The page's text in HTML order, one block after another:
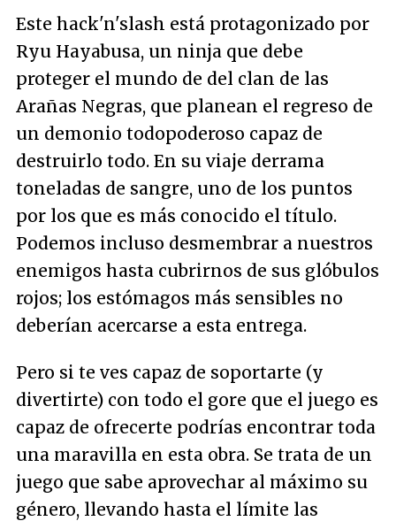
Este hack'n'slash está protagonizado por
Ryu Hayabusa, un ninja que debe
proteger el mundo de del clan de las
Arañas Negras, que planean el regreso de
un demonio todopoderoso capaz de
destruirlo todo. En su viaje derrama
toneladas de sangre, uno de los puntos
por los que es más conocido el título.
Podemos incluso desmembrar a nuestros
enemigos hasta cubrirnos de sus glóbulos
rojos; los estómagos más sensibles no
deberían acercarse a esta entrega.
Pero si te ves capaz de soportarte (y
divertirte) con todo el gore que el juego es
capaz de ofrecerte podrías encontrar toda
una maravilla en esta obra. Se trata de un
juego que sabe aprovechar al máximo su
género, llevando hasta el límite las